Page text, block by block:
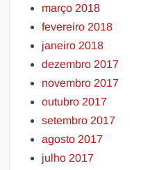
março 2018
fevereiro 2018
janeiro 2018
dezembro 2017
novembro 2017
outubro 2017
setembro 2017
agosto 2017
julho 2017